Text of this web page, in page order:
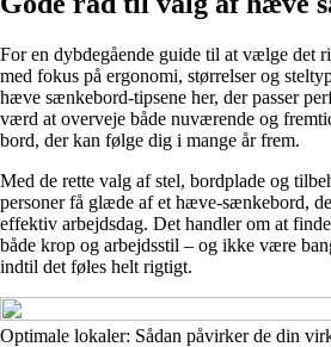
For en dybdegående guide til at vælge det
med fokus på ergonomi, størrelser og
hæve sænkebord-tipsene her, der passer
værd at overveje både nuværende og
bord, der kan følge dig i mange år frem.
Med de rette valg af stel, bordplade og
personer få glæde af et hæve-sænkebord,
effektiv arbejdsdag. Det handler om at
både krop og arbejdsstil – og ikke være
indtil det føles helt rigtigt.
Optimale lokaler: Sådan påvirker de din